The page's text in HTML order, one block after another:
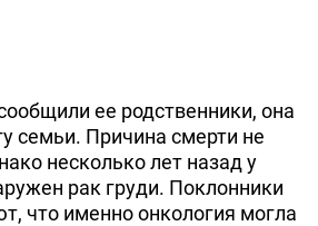
ее родственники, она
семьи. Причина смерти не
несколько лет назад у
рак груди. Поклонники
что именно онкология могла